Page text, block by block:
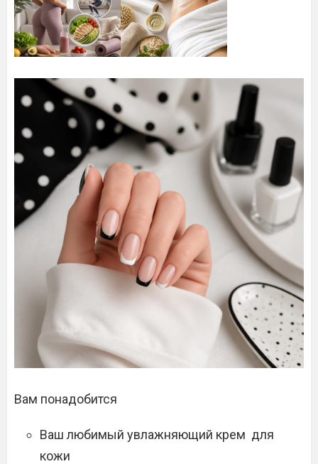
Вам понадобится
Ваш любимый увлажняющий крем для
кожи